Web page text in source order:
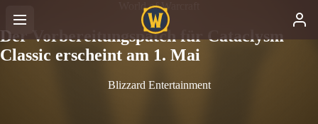
World of Warcraft
Der Vorbereitungspatch für Cataclysm
Classic erscheint am 1. Mai
Blizzard Entertainment